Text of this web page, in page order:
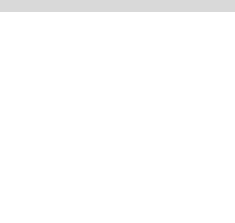
LOGOWANIE DO POCZTY